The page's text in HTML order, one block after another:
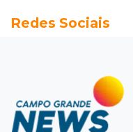
Motociclista é 2ª
Polícia
Bebê some após
mulher que
Redes Sociais